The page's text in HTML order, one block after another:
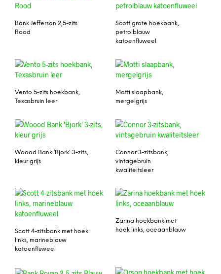
Bank Jefferson 2,5-zits
Rood
Scott grote hoekbank,
petrolblauw
katoenfluweel
Vento 5-zits hoekbank,
Texasbruin leer
Motti slaapbank,
mergelgrijs
Woood Bank ‘Bjork’ 3-zits,
kleur grijs
Connor 3-zitsbank,
vintagebruin
kwaliteitsleer
Scott 4-zitsbank met hoek
links, marineblauw
katoenfluweel
Zarina hoekbank met
hoek links, oceaanblauw